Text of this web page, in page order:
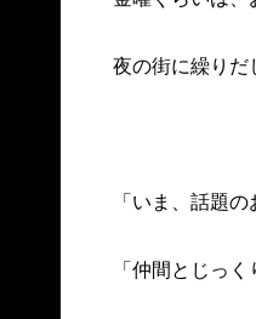
夜の街に繰りだ
「いま、話題
「仲間とじっく